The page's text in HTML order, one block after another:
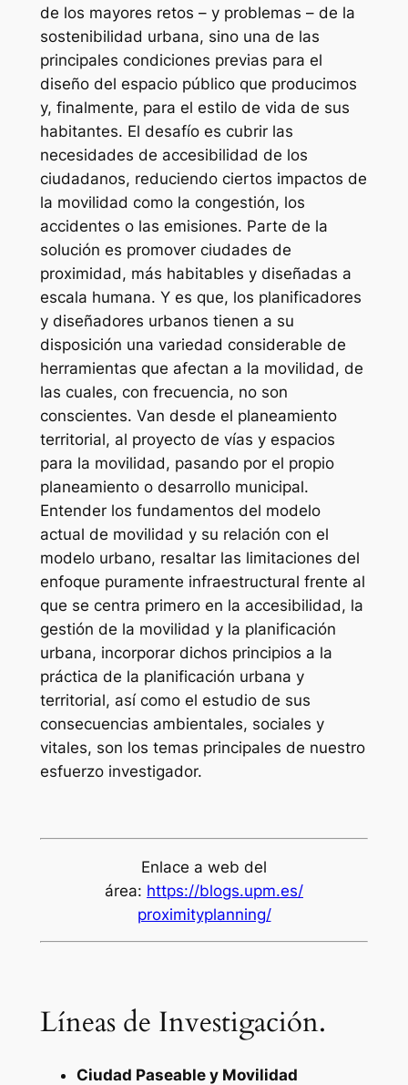
de los mayores retos – y problemas – de la
sostenibilidad urbana, sino una de las
principales condiciones previas para el
diseño del espacio público que producimos
y, finalmente, para el estilo de vida de sus
habitantes. El desafío es cubrir las
necesidades de accesibilidad de los
ciudadanos, reduciendo ciertos impactos de
la movilidad como la congestión, los
accidentes o las emisiones. Parte de la
solución es promover ciudades de
proximidad, más habitables y diseñadas a
escala humana. Y es que, los planificadores
y diseñadores urbanos tienen a su
disposición una variedad considerable de
herramientas que afectan a la movilidad, de
las cuales, con frecuencia, no son
conscientes. Van desde el planeamiento
territorial, al proyecto de vías y espacios
para la movilidad, pasando por el propio
planeamiento o desarrollo municipal.
Entender los fundamentos del modelo
actual de movilidad y su relación con el
modelo urbano, resaltar las limitaciones del
enfoque puramente infraestructural frente al
que se centra primero en la accesibilidad, la
gestión de la movilidad y la planificación
urbana, incorporar dichos principios a la
práctica de la planificación urbana y
territorial, así como el estudio de sus
consecuencias ambientales, sociales y
vitales, son los temas principales de nuestro
esfuerzo investigador.
Enlace a web del
área: https://blogs.upm.es/
proximityplanning/
Líneas de Investigación.
Ciudad Paseable y Movilidad